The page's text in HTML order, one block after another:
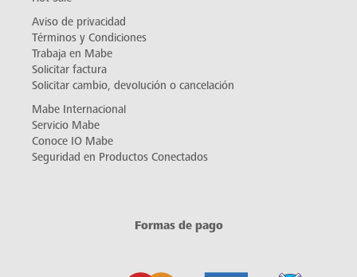
Aviso de privacidad
Términos y Condiciones
Trabaja en Mabe
Solicitar factura
Solicitar cambio, devolución o cancelación
Mabe Internacional
Servicio Mabe
Conoce IO Mabe
Seguridad en Productos Conectados
Formas de pago